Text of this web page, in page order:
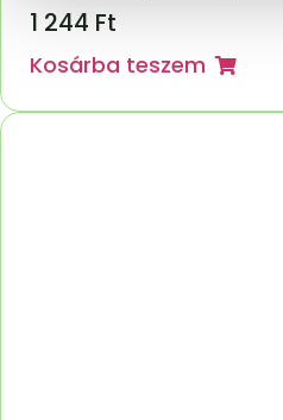
1 244 Ft
Kosárba teszem